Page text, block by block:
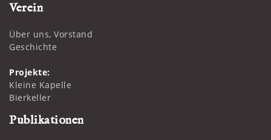
Verein
Über uns, Vorstand
Geschichte
Projekte:
Kleine Kapelle
Bierkeller
Publikationen